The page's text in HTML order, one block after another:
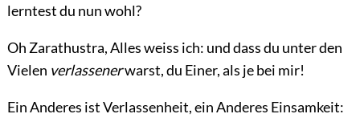
lerntest du nun wohl?
Oh Zarathustra, Alles weiss ich: und dass du unter den
Vielen verlassenerwarst, du Einer, als je bei mir!
Ein Anderes ist Verlassenheit, ein Anderes Einsamkeit: